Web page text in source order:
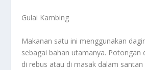
Gulai Kambing
Makanan satu ini menggunakan
sebagai bahan utamanya. Potongan
di rebus atau di masak dalam